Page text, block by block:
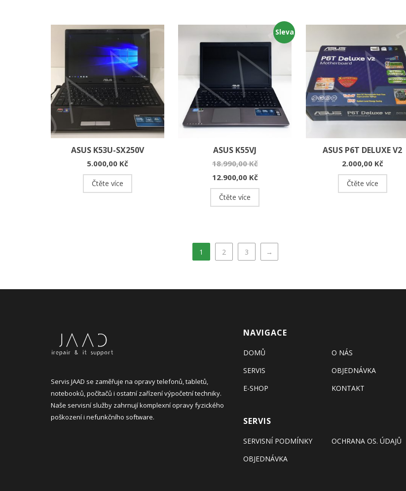
ASUS K53U-SX250V
5.000,00 Kč
Čtěte více
Sleva
ASUS K55VJ
18.990,00Kč
12.900,00 Kč
Čtěte více
ASUS P6T DELUXE V2
2.000,00 Kč
Čtěte více
1 2 3 →
Servis JAAD se zaměřuje na opravy telefonů, tabletů,
notebooků, počítačů i ostatní zařízení výpočetní techniky.
Naše servisní služby zahrnují komplexní opravy fyzického
poškození i nefunkčního software.
NAVIGACE
DOMŮ
O NÁS
SERVIS
OBJEDNÁVKA
E-SHOP
KONTAKT
SERVIS
SERVISNÍ PODMÍNKY
OCHRANA OS. ÚDAJŮ
OBJEDNÁVKA